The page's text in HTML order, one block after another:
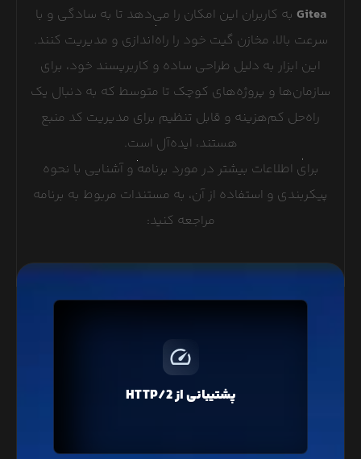
Gitea به کاربران این امکان را می‌دهد تا به سادگی و با
سرعت بالا، مخازن گیت خود را راه‌اندازی و مدیریت کنند.
این ابزار به دلیل طراحی ساده و کاربرپسند خود، برای
سازمان‌ها و پروژه‌های کوچک تا متوسط که به دنبال یک
راه‌حل کم‌هزینه و قابل تنظیم برای مدیریت کد منبع
هستند، ایده‌آل است.
برای اطلاعات بیشتر در مورد برنامه و آشنایی با نحوه
پیکربندی و استفاده از آن، به مستندات مربوط به برنامه
مراجعه کنید:
پشتیبانی از HTTP/2
پروتکل HTTP/2 با فشرده‌سازی و ارسال درخواست‌های
همزمان، باعث افزایش سرعت لود صفحات وبسایت شما
خواهد شد که در تمامی سرویس‌های لیارا پروتکل